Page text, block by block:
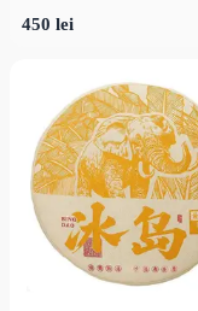
450 lei